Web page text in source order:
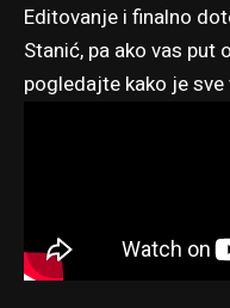
Editovanje i finalno
Stanić, pa ako vas put
pogledajte kako je